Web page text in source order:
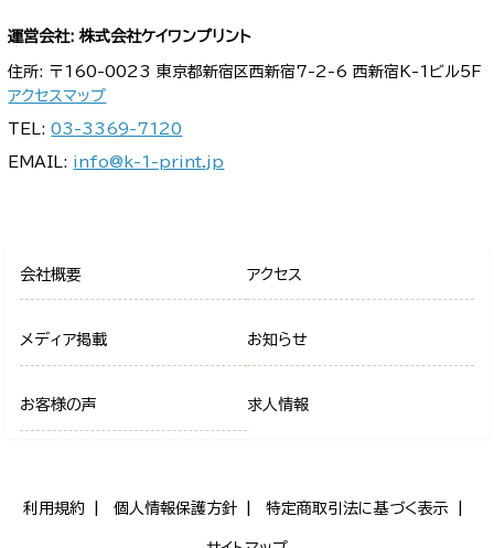
運営会社: 株式会社ケイワンプリント
住所: 〒160-0023 東京都新宿区西新宿7-2-6 西新宿K-1ビル5F
アクセスマップ
TEL:03-3369-7120
EMAIL: info@k-1-print.jp
会社概要 アクセス
メディア掲載 お知らせ
お客様の声 求人情報
利用規約 個人情報保護方針 特定商取引法に基づく表示